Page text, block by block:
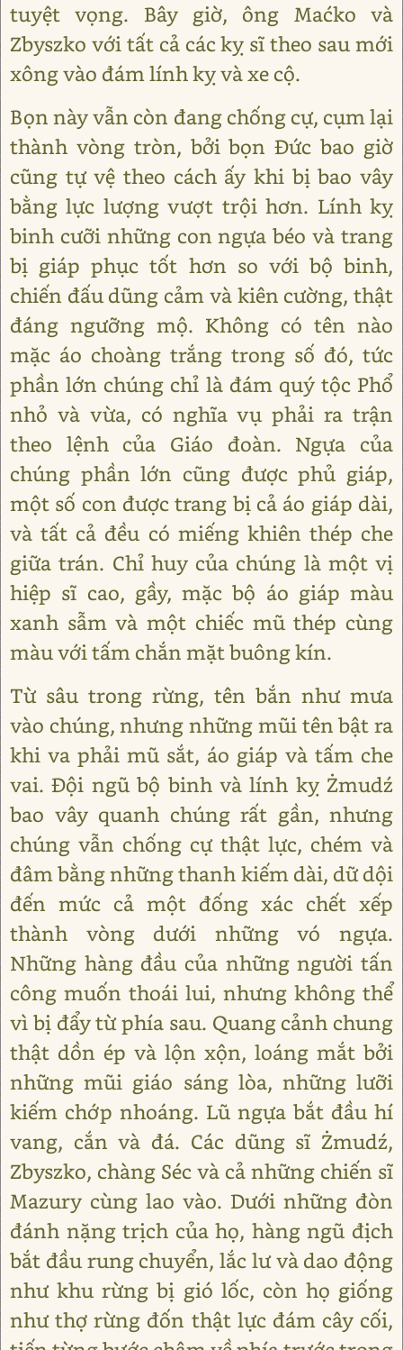
tuyệt vọng. Bây giờ, ông Maćko và
Zbyszko với tất cả các kỵ sĩ theo sau mới
xông vào đám lính kỵ và xe cộ.
Bọn này vẫn còn đang chống cự, cụm lại
thành vòng tròn, bởi bọn Đức bao giờ
cũng tự vệ theo cách ấy khi bị bao vây
bằng lực lượng vượt trội hơn. Lính kỵ
binh cưỡi những con ngựa béo và trang
bị giáp phục tốt hơn so với bộ binh,
chiến đấu dũng cảm và kiên cường, thật
đáng ngưỡng mộ. Không có tên nào
mặc áo choàng trắng trong số đó, tức
phần lớn chúng chỉ là đám quý tộc Phổ
nhỏ và vừa, có nghĩa vụ phải ra trận
theo lệnh của Giáo đoàn. Ngựa của
chúng phần lớn cũng được phủ giáp,
một số con được trang bị cả áo giáp dài,
và tất cả đều có miếng khiên thép che
giữa trán. Chỉ huy của chúng là một vị
hiệp sĩ cao, gầy, mặc bộ áo giáp màu
xanh sẫm và một chiếc mũ thép cùng
màu với tấm chắn mặt buông kín.
Từ sâu trong rừng, tên bắn như mưa
vào chúng, nhưng những mũi tên bật ra
khi va phải mũ sắt, áo giáp và tấm che
vai. Đội ngũ bộ binh và lính kỵ Żmudź
bao vây quanh chúng rất gần, nhưng
chúng vẫn chống cự thật lực, chém và
đâm bằng những thanh kiếm dài, dữ dội
đến mức cả một đống xác chết xếp
thành vòng dưới những vó ngựa.
Những hàng đầu của những người tấn
công muốn thoái lui, nhưng không thể
vì bị đẩy từ phía sau. Quang cảnh chung
thật dồn ép và lộn xộn, loáng mắt bởi
những mũi giáo sáng lòa, những lưỡi
kiếm chớp nhoáng. Lũ ngựa bắt đầu hí
vang, cắn và đá. Các dũng sĩ Żmudź,
Zbyszko, chàng Séc và cả những chiến sĩ
Mazury cùng lao vào. Dưới những đòn
đánh nặng trịch của họ, hàng ngũ địch
bắt đầu rung chuyển, lắc lư và dao động
như khu rừng bị gió lốc, còn họ giống
như thợ rừng đốn thật lực đám cây cối,